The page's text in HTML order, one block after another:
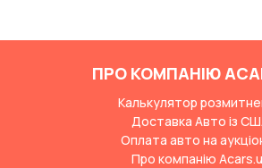
ПРО КОМПАНІЮ
Калькулятор
Доставка Авто із
Оплата авто на
Про компанію